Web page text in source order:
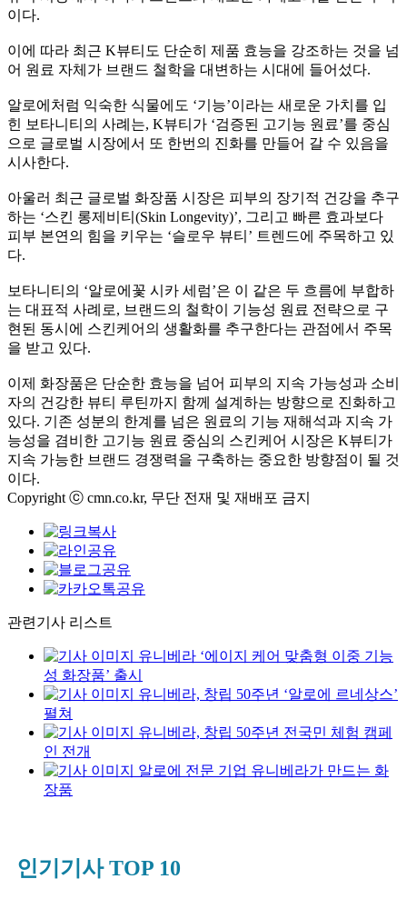
이다.
이에 따라 최근 K뷰티도 단순히 제품 효능을 강조하는 것을 넘
어 원료 자체가 브랜드 철학을 대변하는 시대에 들어섰다.
알로에처럼 익숙한 식물에도 ‘기능’이라는 새로운 가치를 입
힌 보타니티의 사례는, K뷰티가 ‘검증된 고기능 원료’를 중심
으로 글로벌 시장에서 또 한번의 진화를 만들어 갈 수 있음을
시사한다.
아울러 최근 글로벌 화장품 시장은 피부의 장기적 건강을 추구
하는 ‘스킨 롱제비티(Skin Longevity)’, 그리고 빠른 효과보다
피부 본연의 힘을 키우는 ‘슬로우 뷰티’ 트렌드에 주목하고 있
다.
보타니티의 ‘알로에꽃 시카 세럼’은 이 같은 두 흐름에 부합하
는 대표적 사례로, 브랜드의 철학이 기능성 원료 전략으로 구
현된 동시에 스킨케어의 생활화를 추구한다는 관점에서 주목
을 받고 있다.
이제 화장품은 단순한 효능을 넘어 피부의 지속 가능성과 소비
자의 건강한 뷰티 루틴까지 함께 설계하는 방향으로 진화하고
있다. 기존 성분의 한계를 넘은 원료의 기능 재해석과 지속 가
능성을 겸비한 고기능 원료 중심의 스킨케어 시장은 K뷰티가
지속 가능한 브랜드 경쟁력을 구축하는 중요한 방향점이 될 것
이다.
Copyright ⓒ cmn.co.kr, 무단 전재 및 재배포 금지
관련기사 리스트
유니베라 ‘에이지 케어 맞춤형 이중 기능
성 화장품’ 출시
유니베라, 창립 50주년 ‘알로에 르네상스’
펼쳐
유니베라, 창립 50주년 전국민 체험 캠페
인 전개
알로에 전문 기업 유니베라가 만드는 화
장품
인기기사 TOP 10